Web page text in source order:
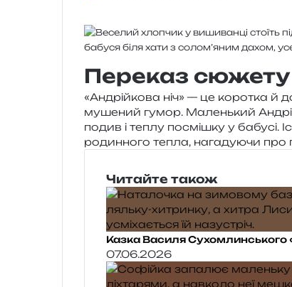
Переказ
«Андрійкова ніч» — це коро­тка й
му­ше­ний гумор. Маленький
подив і теплу посмі­шку у бабу­сі.
родин­но­го тепла, нага­ду­ю­чи про
Читайте також
Казка Василя Сухомлинського
07.06.2026